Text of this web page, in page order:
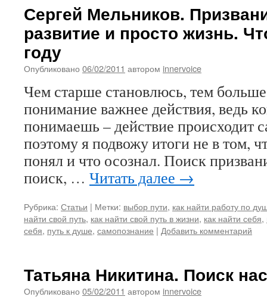
Сергей Мельников.
развитие и просто жизнь.
году
Опубликовано 06/02/2011 автором innervoice
Чем старше становлюсь, тем
понимание важнее действия, ведь
понимаешь – действие происходит
поэтому я подвожу итоги не в том,
понял и что осознал. Поиск
поиск, … Читать далее →
Рубрика: Статьи | Метки: выбор пути, как найти работу по
найти свой путь, как найти свой путь в жизни, как найти себя,
себя, путь к душе, самопознание | Добавить комментарий
Татьяна Никитина. Поиск
Опубликовано 05/02/2011 автором innervoice